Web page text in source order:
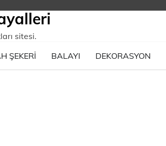
sitesi.
ŞEKERI BALAYI DEKORASYON